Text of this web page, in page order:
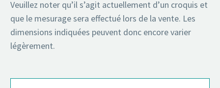
Veuillez noter qu’il s’agit actuellement d’un croquis et
que le mesurage sera effectué lors de la vente. Les
dimensions indiquées peuvent donc encore varier
légèrement.